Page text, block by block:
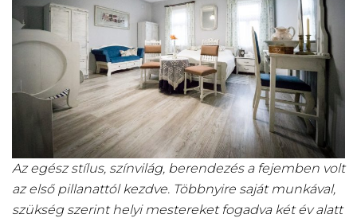
Az egész stílus, színvilág, berendezés a fejemben volt
az első pillanattól kezdve. Többnyire saját munkával,
szükség szerint helyi mestereket fogadva két év alatt